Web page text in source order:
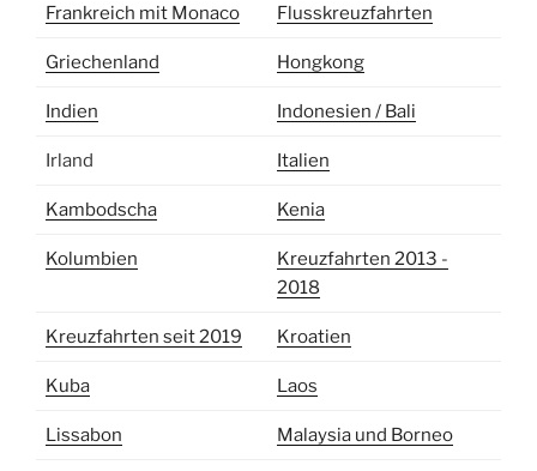
Frankreich mit Monaco Flusskreuzfahrten
Griechenland Hongkong
Indien Indonesien / Bali
Irland Italien
Kambodscha Kenia
Kolumbien
Kreuzfahrten 2013 -
2018
Kreuzfahrten seit 2019 Kroatien
Kuba Laos
Lissabon Malaysia und Borneo